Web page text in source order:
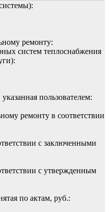
ремонту:
систем теплоснабжения
пользователем:
ремонту в соответствии
с заключенными
с утвержденным
по актам, руб.: